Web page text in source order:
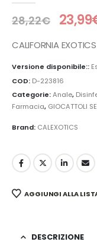
28,22€ 23,99
CALIFORNIA
Versione disponibile::
COD: D-223816
Categorie:Anale,
Farmacia, GIOCATTOLI
Brand: CALEXOTICS
AGGIUNGI ALLA
DESCRIZIONE